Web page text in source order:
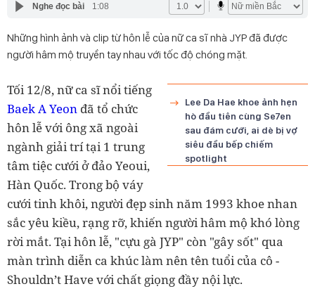
Nghe đọc bài 1:08
Những hình ảnh và clip từ hôn lễ của nữ ca sĩ nhà JYP đã được
người hâm mộ truyền tay nhau với tốc độ chóng mặt.
Lee Da Hae khoe ảnh hẹn
hò đầu tiên cùng Se7en
sau đám cưới, ai dè bị vợ
siêu đầu bếp chiếm
spotlight
Tối 12/8, nữ ca sĩ nổi tiếng
Baek A Yeon đã tổ chức
hôn lễ với ông xã ngoài
ngành giải trí tại 1 trung
tâm tiệc cưới ở đảo Yeoui,
Hàn Quốc. Trong bộ váy
cưới tinh khôi, người đẹp sinh năm 1993 khoe nhan
sắc yêu kiều, rạng rỡ, khiến người hâm mộ khó lòng
rời mắt. Tại hôn lễ, "cựu gà JYP" còn "gây sốt" qua
màn trình diễn ca khúc làm nên tên tuổi của cô -
Shouldn’t Have với chất giọng đầy nội lực.